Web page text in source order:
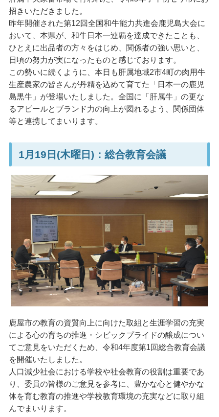
招きいただきました。
昨年開催された第12回全国和牛能力共進会鹿児島大会に
おいて、本県が、和牛日本一連覇を達成できたことも、
ひとえに出品者の方々をはじめ、関係者の強い思いと、
日頃の努力が実になったものと感じております。
この勢いに続くように、本日も肝属地域2市4町の肉用牛
生産農家の皆さんが丹精を込めて育てた「日本一の鹿児
島黒牛」が登場いたしました。全国に「肝属牛」の更な
るアピールとブランド力の向上が図れるよう、関係団体
等と連携してまいります。
1月19日(木曜日)：総合教育会議
鹿屋市の教育の資質向上に向けた取組と生涯学習の充実
による心の育ちの推進・シビックプライドの醸成につい
てご意見をいただくため、令和4年度第1回総合教育会議
を開催いたしました。
人口減少社会における学校や社会教育の役割は重要であ
り、委員の皆様のご意見を参考に、豊かな心と健やかな
体を育む教育の推進や学校教育環境の充実などに取り組
んでまいります。